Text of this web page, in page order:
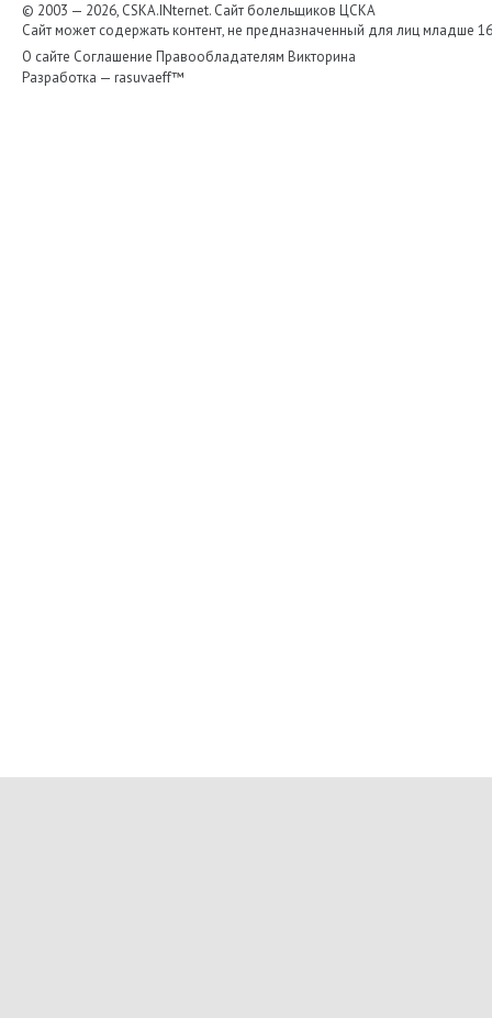
© 2003 — 2026, CSKA.INternet. Cайт болельщиков ЦСКА
Сайт может содержать контент, не предназначенный для лиц младше
О сайте Соглашение Правообладателям Викторина
Разработка — rasuvaeff™